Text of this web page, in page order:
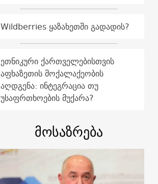
Wildberries ყაზახეთში გადადის?
ეთნიკური ქართველებისთვის
აფხაზეთის მოქალაქეობის
აღდგენა: ინტეგრაცია თუ
უსაფრთხოების მუქარა?
მოსაზრება